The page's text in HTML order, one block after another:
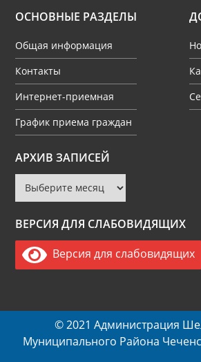
ОСНОВНЫЕ РАЗДЕЛЫ
Общая информация
Контакты
Интернет-приемная
График приема граждан
АРХИВ ЗАПИСЕЙ
Архив
записей
ВЕРСИЯ ДЛЯ СЛАБОВИДЯЩИХ
Версия для слабовидящих
© 2021 Администрация
Муниципального Района